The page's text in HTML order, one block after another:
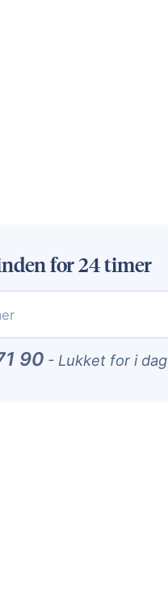
for 24 timer
90 - Lukket for i dag